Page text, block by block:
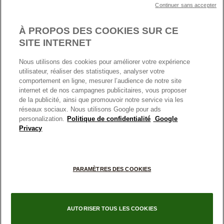
Nous contacter
*Conditions des offres en cours
Nettoyage & Entretien
Conditions générales de My Pandora
Politique de confidentialité
Protection des données
Conditions générales de vente
Conditions générales de vente Click & Collect
Plateforme ODR
FRANCE France
© TOUS DROITS RESERVES. 2026 Pandora
À PROPOS DES COOKIES SUR CE
SITE INTERNET
Nous utilisons des cookies pour améliorer votre expérience
utilisateur, réaliser des statistiques, analyser votre
comportement en ligne, mesurer l’audience de notre site
internet et de nos campagnes publicitaires, vous proposer
de la publicité, ainsi que promouvoir notre service via les
réseaux sociaux. Nous utilisons Google pour ads
personalization. Politique de confidentialité Google
Privacy
PARAMÈTRES DES COOKIES
AUTORISER TOUS LES COOKIES
Continuer sans accepter